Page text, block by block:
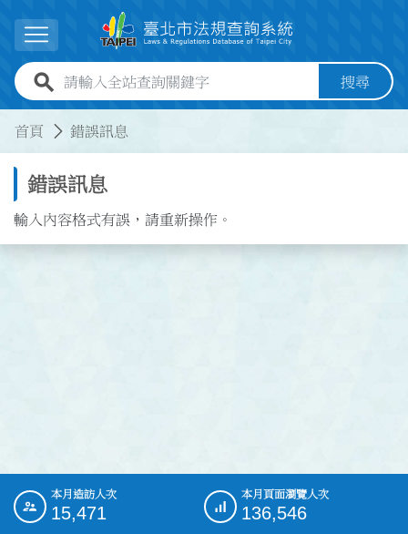
展開選單
全站查詢關鍵字欄位 搜尋
首頁 錯誤訊息
錯誤訊息
輸入內容格式有誤，請重新操作。
::: 本月造訪人次
15,471
本月頁面瀏覽人次
136,546